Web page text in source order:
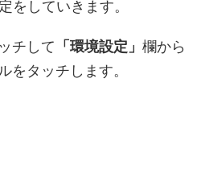
をしていきます。
チして 「環境設定」 欄から
をタッチします。